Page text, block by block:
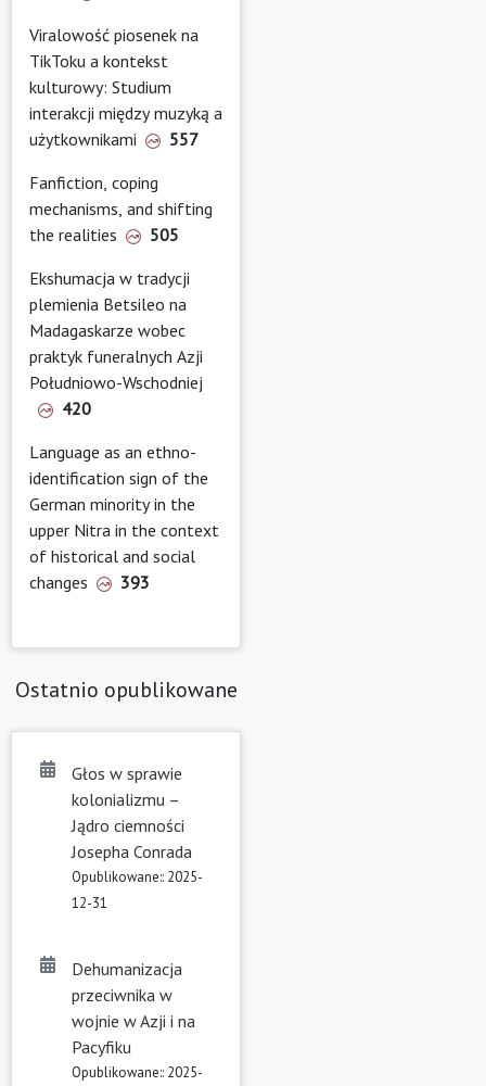
Viralowość piosenek na
TikToku a kontekst
kulturowy: Studium
interakcji między muzyką a
użytkownikami
557
Fanfiction, coping
mechanisms, and shifting
the realities
505
Ekshumacja w tradycji
plemienia Betsileo na
Madagaskarze wobec
praktyk funeralnych Azji
Południowo-Wschodniej
420
Language as an ethno-
identification sign of the
German minority in the
upper Nitra in the context
of historical and social
changes
393
Ostatnio opublikowane
Głos w sprawie
kolonializmu –
Jądro ciemności
Josepha Conrada
Opublikowane:: 2025-
12-31
Dehumanizacja
przeciwnika w
wojnie w Azji i na
Pacyfiku
Opublikowane:: 2025-